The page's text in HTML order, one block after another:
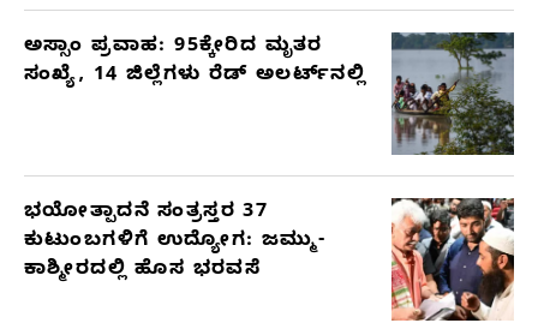
ಅಸ್ಸಾಂ ಪ್ರವಾಹ: 95ಕ್ಕೇರಿದ ಮೃತರ
ಸಂಖ್ಯೆ, 14 ಜಿಲ್ಲೆಗಳು ರೆಡ್ ಅಲರ್ಟ್‌ನಲ್ಲಿ
ಭಯೋತ್ಪಾದನೆ ಸಂತ್ರಸ್ತರ 37
ಕುಟುಂಬಗಳಿಗೆ ಉದ್ಯೋಗ: ಜಮ್ಮು-
ಕಾಶ್ಮೀರದಲ್ಲಿ ಹೊಸ ಭರವಸೆ